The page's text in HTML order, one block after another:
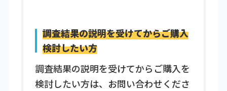
調査結果の説明を受けてからご購入
検討したい方
調査結果の説明を受けてからご購入を
検討したい方は、お問い合わせくださ